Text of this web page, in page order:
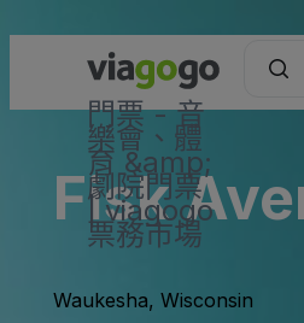
門票 - 音
樂會、體
育 &amp;
劇院門票
| viagogo
票務市場
Fisk
Waukesha, Wisconsin